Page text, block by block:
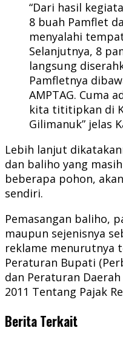
“Dari hasil
8 buah Pamflet
menyalahi
Selanjutnya, 8
langsung
Pamfletnya
AMPTAG. Cuma
kita tititipkan di
Gilimanuk” jelas
Lebih lanjut
dan baliho yang
beberapa pohon,
sendiri.
Pemasangan baliho,
maupun sejenisnya
reklame menurutnya
Peraturan Bupati
dan Peraturan
2011 Tentang Pajak
Berita Terkait